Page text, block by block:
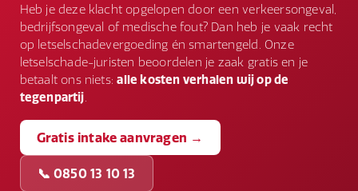
in het spierweefsel optreedt. Het is belangrijk
om medische hulp te zoeken en de juiste
behandeling te krijgen om complicaties te
voorkomen.
fysiotherapeut kan oefeningen en
behandelingen aanbevelen om de spierkracht te
herstellen en het genezingsproces te versnellen.
Heb je deze klacht opgelopen door een verkeersongeval,
bedrijfsongeval of medische fout? Dan heb je vaak recht
op letselschadevergoeding én smartengeld. Onze
letselschade-juristen beoordelen je zaak gratis en je
betaalt ons niets:alle kosten verhalen wij op de
tegenpartij
Gratis intake aanvragen →
📞 0850 13 10 13